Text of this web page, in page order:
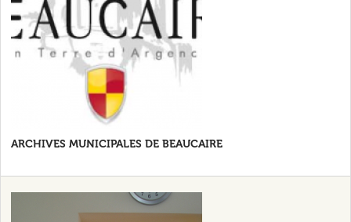
ARCHIVES MUNICIPALES DE BEAUCAIRE